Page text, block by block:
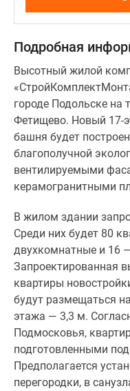
стяжку
полов.
В
окон
и
балконных
дверей
будут
использоваться
двухкамерные
стеклопакеты.
Предусмотрено
одинарное
остекление
лоджий.
первом
этаже
блока,
где
будут
находиться
Подробная
Высотный жилой
городе Подольске на
Фетищево. Новый 17-
башня будет
благополучной
вентилируемыми
керамогранитными
В жилом здании
Среди них будет 80
двухкомнатные и 16
Запроектированная
квартиры
будут размещаться
этажа — 3,3 м.
Подмосковья,
подготовленными
Предполагается
перегородки, в